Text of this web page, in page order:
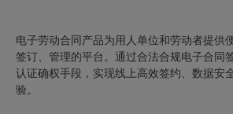
电子劳动合同产品为用人单位和劳动者提供
签订、管理的平台。通过合法合规电子合同
认证确权手段，实现线上高效签约、数据安
验。